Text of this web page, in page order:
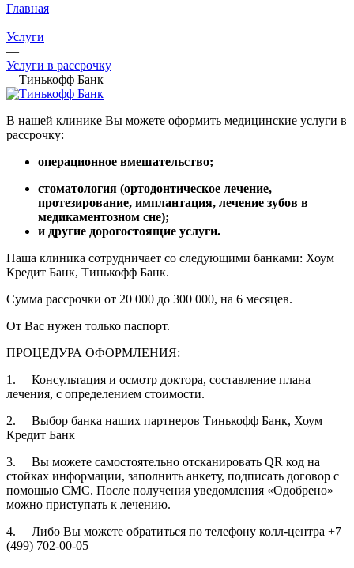
Главная
—
Услуги
—
Услуги в рассрочку
—Тинькофф Банк
В нашей клинике Вы можете оформить медицинские услуги в
рассрочку:
операционное вмешательство;
стоматология (ортодонтическое лечение,
протезирование, имплантация, лечение зубов в
медикаментозном сне);
и другие дорогостоящие услуги.
Наша клиника сотрудничает со следующими банками: Хоум
Кредит Банк, Тинькофф Банк.
Сумма рассрочки от 20 000 до 300 000, на 6 месяцев.
От Вас нужен только паспорт.
ПРОЦЕДУРА ОФОРМЛЕНИЯ:
1. Консультация и осмотр доктора, составление плана
лечения, с определением стоимости.
2. Выбор банка наших партнеров Тинькофф Банк, Хоум
Кредит Банк
3. Вы можете самостоятельно отсканировать QR код на
стойках информации, заполнить анкету, подписать договор с
помощью СМС. После получения уведомления «Одобрено»
можно приступать к лечению.
4. Либо Вы можете обратиться по телефону колл-центра +7
(499) 702-00-05